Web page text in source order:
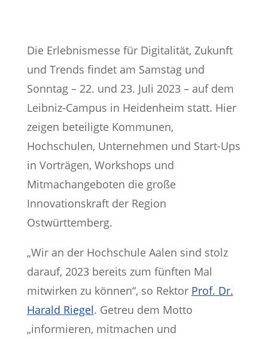
Die Erlebnismesse für Digitalität, Zukunft
und Trends findet am Samstag und
Sonntag – 22. und 23. Juli 2023 – auf dem
Leibniz-Campus in Heidenheim statt. Hier
zeigen beteiligte Kommunen,
Hochschulen, Unternehmen und Start-Ups
in Vorträgen, Workshops und
Mitmachangeboten die große
Innovationskraft der Region
Ostwürttemberg.
„Wir an der Hochschule Aalen sind stolz
darauf, 2023 bereits zum fünften Mal
mitwirken zu können“, so Rektor Prof. Dr.
Harald Riegel. Getreu dem Motto
„informieren, mitmachen und